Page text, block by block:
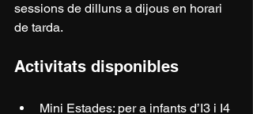
sessions de dilluns a dijous en horari
de tarda.
Activitats disponibles
Mini Estades: per a infants d’I3 i I4